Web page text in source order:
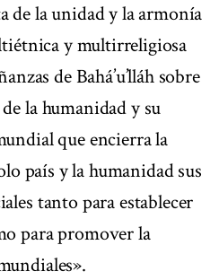
de la unidad y la armonía
y multirreligiosa
de Bahá’u’lláh sobre
la humanidad y su
que encierra la
país y la humanidad sus
tanto para establecer
para promover la